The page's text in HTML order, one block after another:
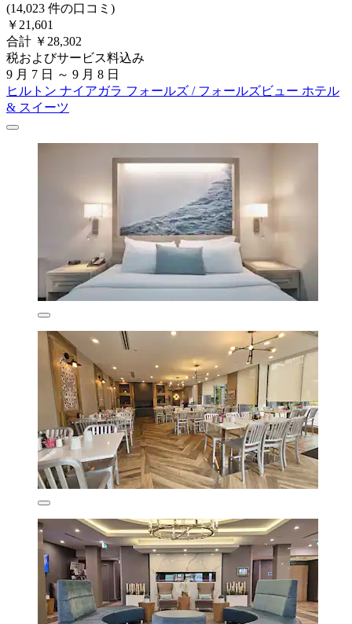
(14,023 件の口コミ)
￥21,601
合計 ￥28,302
税およびサービス料込み
9 月 7 日 ～ 9 月 8 日
ヒルトン ナイアガラ フォールズ / フォールズビュー ホテル
& スイーツ